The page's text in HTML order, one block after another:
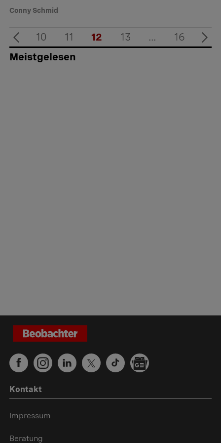
Conny Schmid
10 11 12 13 ...
16
Meistgelesen
Kontakt
Impressum
Beratung